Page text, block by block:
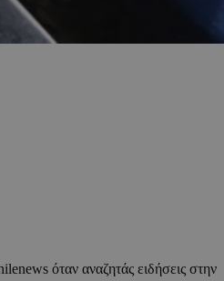
όταν αναζητάς ειδήσεις στην